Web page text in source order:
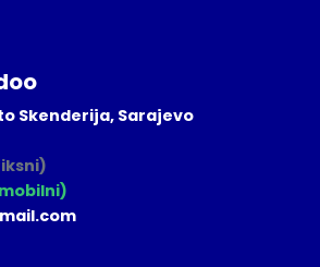
Skenderija, Sarajevo